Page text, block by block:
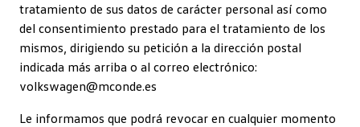
tratamiento de sus datos de carácter personal así como
del consentimiento prestado para el tratamiento de los
mismos, dirigiendo su petición a la dirección postal
indicada más arriba o al correo electrónico:
volkswagen@mconde.es
Le informamos que podrá revocar en cualquier momento